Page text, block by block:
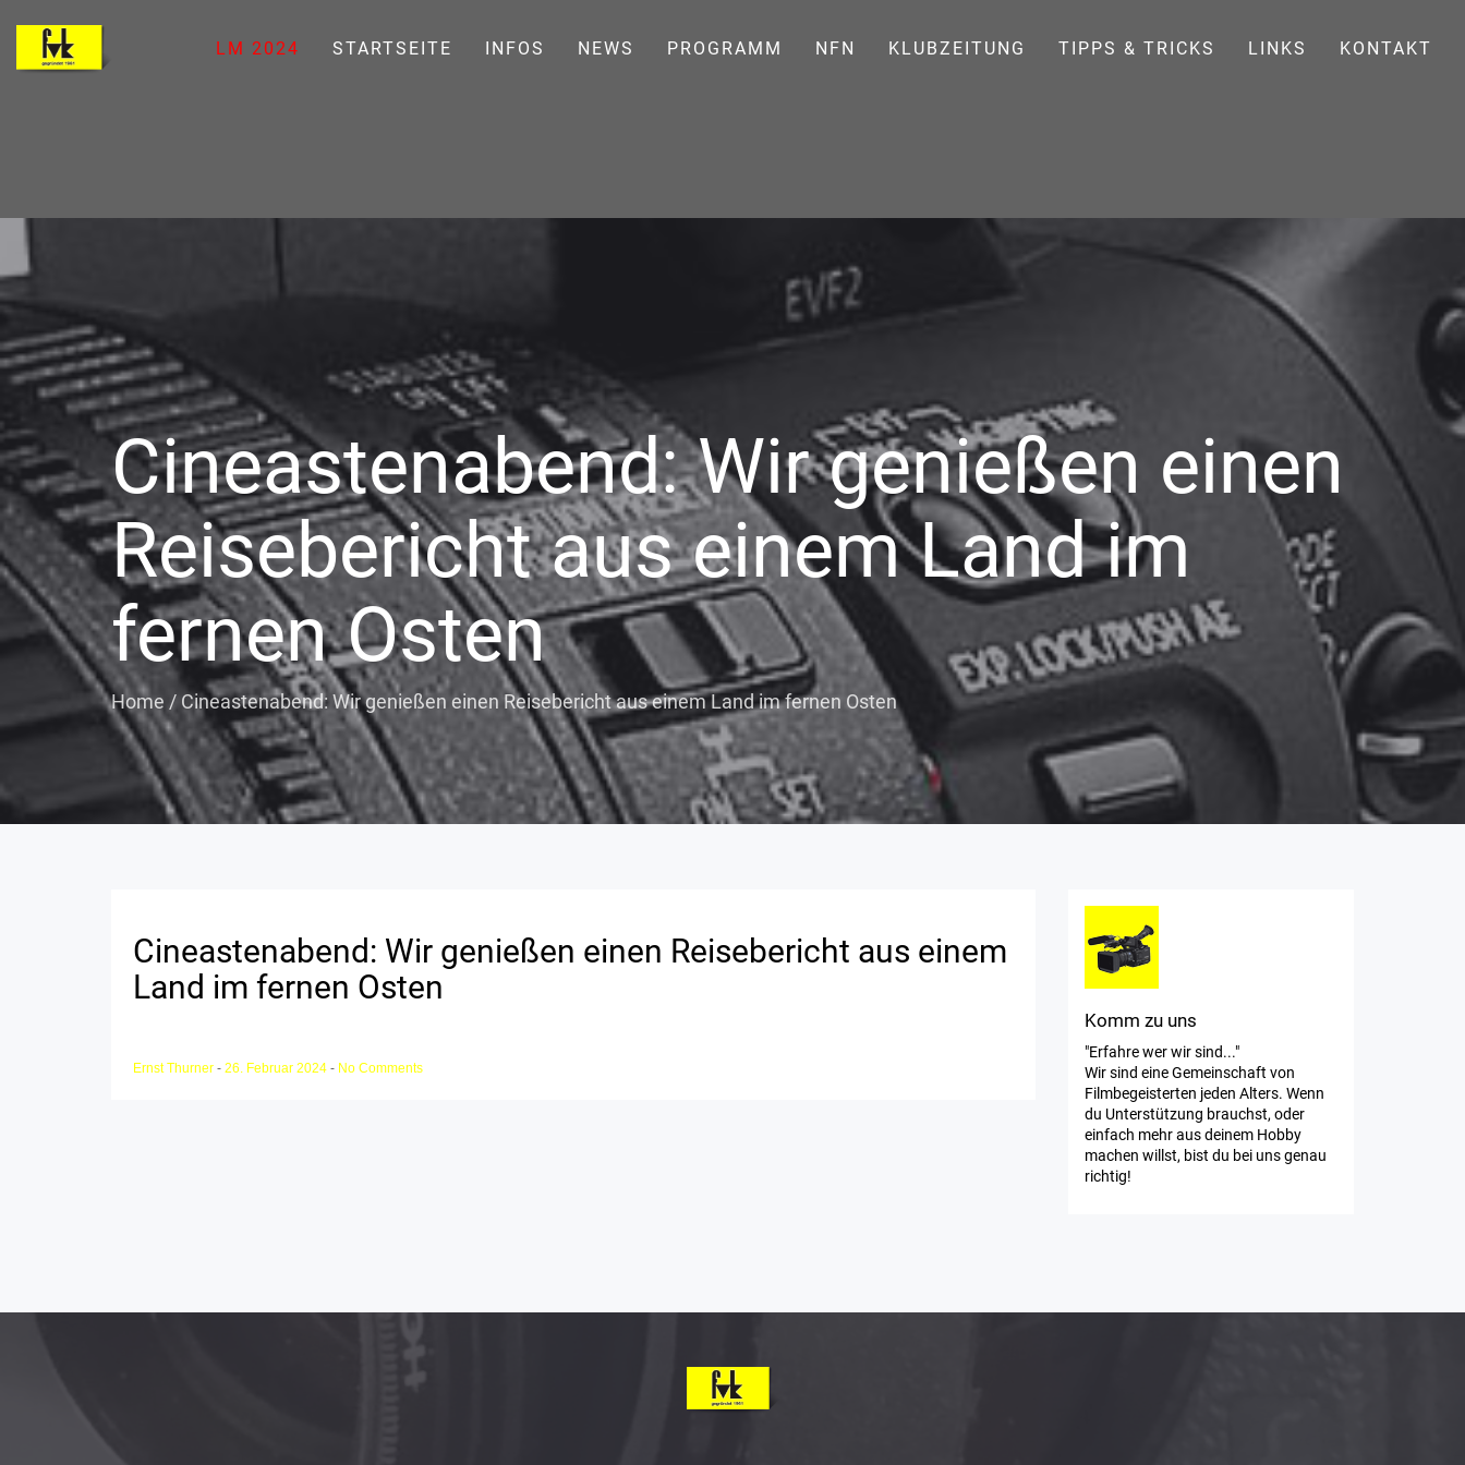
LM 2024 STARTSEITE INFOS NEWS PROGRAMM NFN KLUBZEITUNG TIPPS & TRICKS LINKS KONTAKT
Cineastenabend: Wir genießen einen
Reisebericht aus einem Land im
fernen Osten
Home / Cineastenabend: Wir genießen einen Reisebericht aus einem Land im fernen Osten
Cineastenabend: Wir genießen einen Reisebericht aus einem
Land im fernen Osten
Ernst Thurner - 26. Februar 2024 - No Comments
Komm zu uns
"Erfahre wer wir sind..."
Wir sind eine Gemeinschaft von
Filmbegeisterten jeden Alters. Wenn
du Unterstützung brauchst, oder
einfach mehr aus deinem Hobby
machen willst, bist du bei uns genau
richtig!